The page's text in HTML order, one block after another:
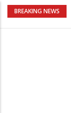
BREAKING NEWS